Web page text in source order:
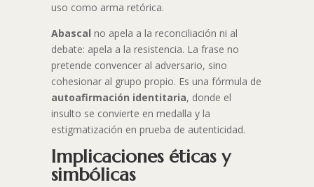
uso como arma retórica.
Abascal no apela a la reconciliación ni al
debate: apela a la resistencia. La frase no
pretende convencer al adversario, sino
cohesionar al grupo propio. Es una fórmula de
autoafirmación identitaria, donde el
insulto se convierte en medalla y la
estigmatización en prueba de autenticidad.
Implicaciones éticas y
simbólicas